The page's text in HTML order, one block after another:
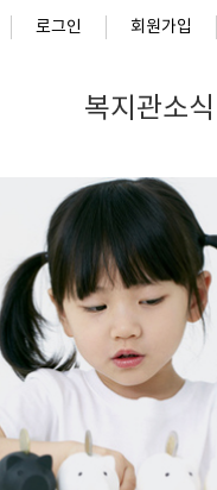
로그인 회원가입
복지관소식